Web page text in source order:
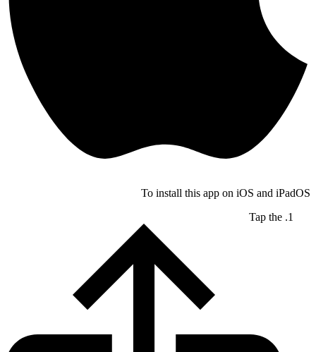
To install this app on iOS and iPadOS
Tap the